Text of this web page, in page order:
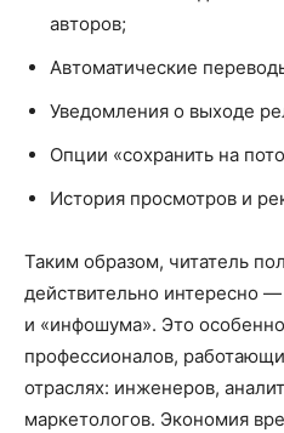
авторов;
Автоматические
Уведомления о выходе
Опции «сохранить на
История просмотров и
Таким образом, читатель
действительно интересно
и «инфошума». Это
профессионалов,
отраслях: инженеров,
маркетологов. Экономия